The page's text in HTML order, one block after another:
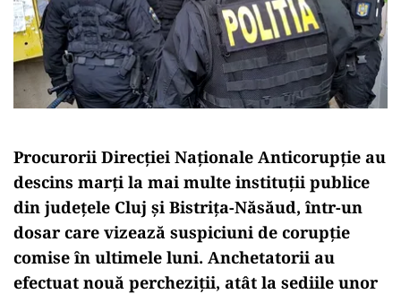
Procurorii Direcției Naționale Anticorupție au
descins marți la mai multe instituții publice
din județele Cluj și Bistrița-Năsăud, într-un
dosar care vizează suspiciuni de corupție
comise în ultimele luni. Anchetatorii au
efectuat nouă percheziții, atât la sediile unor